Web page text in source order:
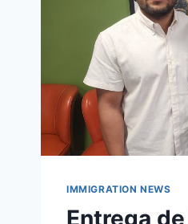
IMMIGRATION NEWS
Entrega